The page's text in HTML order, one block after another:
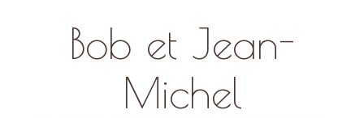
Bob et Jean-
Michel